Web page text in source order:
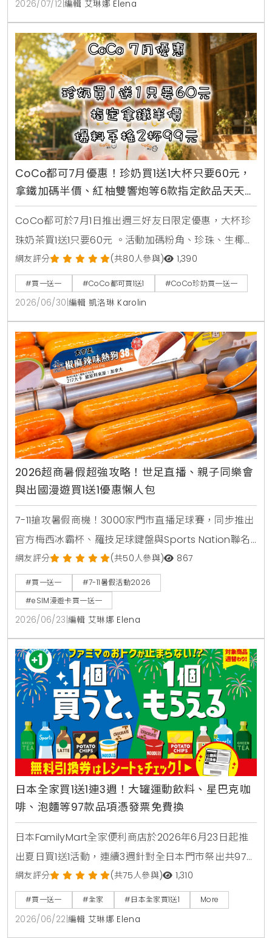
惠。
2026/07/12 編輯 艾琳娜 Elena
CoCo都可7月優惠！珍奶買1送1大杯只要60元，
拿鐵加碼半價、紅柚雙響炮等6款指定飲品天天2
杯99元
CoCo都可於7月1日推出週三好友日限定優惠，大杯珍
珠奶茶買1送1只要60元 。活動加碼粉角、珍珠、生椰職
人拿鐵同價位買1送1 。同步推出暑來寶2杯99元好康，
新增紅柚雙響炮與紅柚香檸美式等6款指定飲品任選 。
網友評分 (共80人參與) 1,390
#買一送一 #CoCo都可買1送1 #CoCo珍奶買一送一
2026/06/30 編輯 凱洛琳 Karolin
2026超商暑假超強攻略！世足直播、親子同樂會
與出國漫遊買1送1優惠懶人包
7-11搶攻暑假商機！3000家門市直播足球賽，同步推出
官方梅西冰霸杯、羅技足球鍵盤與Sports Nation聯名
椒麻熱狗。針對親子家庭推出2000場暑期好鄰居同樂
會，免費下載環保手掌繪本。出國旅遊可就近購買eSIM
漫遊網卡享買1送1。
網友評分 (共50人參與) 867
#買一送一
#7-11暑假活動2026
#eSIM漫遊卡買一送一
2026/06/23 編輯 艾琳娜 Elena
日本全家買1送1連3週！大罐運動飲料、星巴克咖
啡、泡麵等97款品項憑發票免費換
日本FamilyMart全家便利商店於2026年6月23日起推
出夏日買1送1活動，連續3週針對全日本門市祭出共97款
人氣商品，包含星巴克咖啡、大容量運動飲料、日清杯
麵及熱銷巧克力零食，消費者購買指定商品即可於隔週
憑發票免費兌換，是近期台灣讀者前往日本旅遊、自由
行時不可錯過的超商省錢必看攻略。
網友評分 (共75人參與) 1,310
#買一送一 #全家 #日本全家買1送1 More
2026/06/22 編輯 艾琳娜 Elena